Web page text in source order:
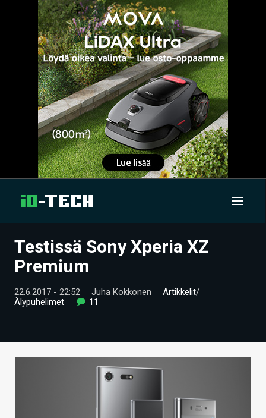
UUTISET
VIDEOT
TIETOA
Testissä Sony Xperia XZ
Premium
22.6.2017 - 22:52 Juha Kokkonen Artikkelit/
Älypuhelimet
11